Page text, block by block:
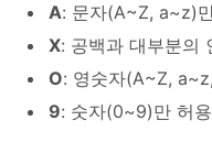
A: 문자(A~Z, a~z)
X: 공백과 대부분의
O: 영숫자(A~Z,
9: 숫자(0~9)만 허